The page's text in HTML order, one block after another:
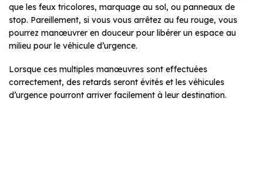
que les feux tricolores, marquage au sol, ou panneaux de
stop. Pareillement, si vous vous arrêtez au feu rouge, vous
pourrez manœuvrer en douceur pour libérer un espace au
milieu pour le véhicule d’urgence.
Lorsque ces multiples manœuvres sont effectuées
correctement, des retards seront évités et les véhicules
d’urgence pourront arriver facilement à leur destination.